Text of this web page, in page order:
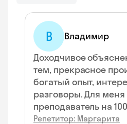
В Владимир
Доходчивое
тем, прекрасное
богатый опыт,
разговоры. Для меня
преподаватель на
Репетитор: Маргарита